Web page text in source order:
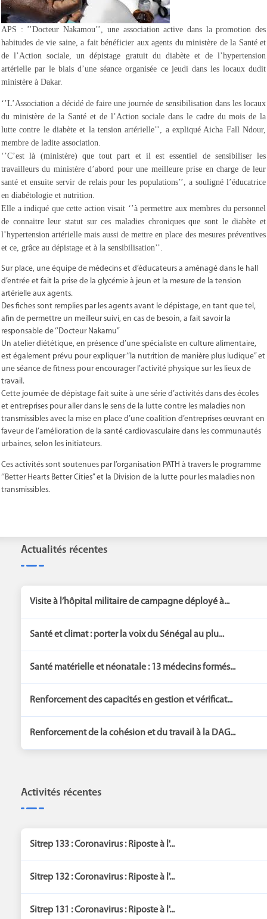
APS : ’’Docteur Nakamou’’, une association active dans la promotion des
habitudes de vie saine, a fait bénéficier aux agents du ministère de la Santé et
de l’Action sociale, un dépistage gratuit du diabète et de l’hypertension
artérielle par le biais d’une séance organisée ce jeudi dans les locaux dudit
ministère à Dakar.
‘’L’Association a décidé de faire une journée de sensibilisation dans les locaux
du ministère de la Santé et de l’Action sociale dans le cadre du mois de la
lutte contre le diabète et la tension artérielle’’, a expliqué Aicha Fall Ndour,
membre de ladite association.
‘’C’est là (ministère) que tout part et il est essentiel de sensibiliser les
travailleurs du ministère d’abord pour une meilleure prise en charge de leur
santé et ensuite servir de relais pour les populations’’, a souligné l’éducatrice
en diabétologie et nutrition.
Elle a indiqué que cette action visait ‘’à permettre aux membres du personnel
de connaitre leur statut sur ces maladies chroniques que sont le diabète et
l’hypertension artérielle mais aussi de mettre en place des mesures préventives
et ce, grâce au dépistage et à la sensibilisation’’.
Sur place, une équipe de médecins et d’éducateurs a aménagé dans le hall
d’entrée et fait la prise de la glycémie à jeun et la mesure de la tension
artérielle aux agents.
Des fiches sont remplies par les agents avant le dépistage, en tant que tel,
afin de permettre un meilleur suivi, en cas de besoin, a fait savoir la
responsable de ‘’Docteur Nakamu’’
Un atelier diététique, en présence d’une spécialiste en culture alimentaire,
est également prévu pour expliquer ‘’la nutrition de manière plus ludique’’ et
une séance de fitness pour encourager l’activité physique sur les lieux de
travail.
Cette journée de dépistage fait suite à une série d’activités dans des écoles
et entreprises pour aller dans le sens de la lutte contre les maladies non
transmissibles avec la mise en place d’une coalition d’entreprises œuvrant en
faveur de l’amélioration de la santé cardiovasculaire dans les communautés
urbaines, selon les initiateurs.
Ces activités sont soutenues par l’organisation PATH à travers le programme
‘’Better Hearts Better Cities’’ et la Division de la lutte pour les maladies non
transmissibles.
Actualités récentes
Visite à l’hôpital militaire de campagne déployé à...
Santé et climat : porter la voix du Sénégal au plu...
Santé matérielle et néonatale : 13 médecins formés...
Renforcement des capacités en gestion et vérificat...
Renforcement de la cohésion et du travail à la DAG...
Activités récentes
Sitrep 133 : Coronavirus : Riposte à l'...
Sitrep 132 : Coronavirus : Riposte à l'...
Sitrep 131 : Coronavirus : Riposte à l'...